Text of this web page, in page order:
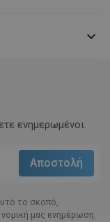

ενημερωμένοι.
το σκοπό,
μας ενημέρωση.